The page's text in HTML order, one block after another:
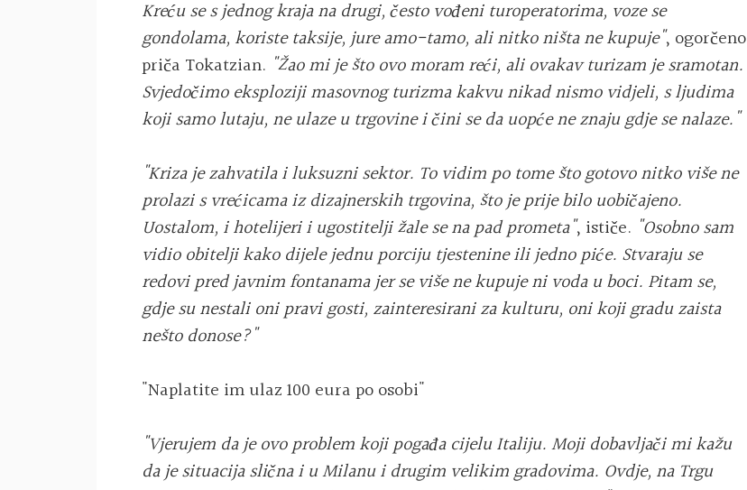
Kreću se s jednog kraja na drugi, često vođeni turoperatorima, voze se
gondolama, koriste taksije, jure amo-tamo, ali nitko ništa ne kupuje", ogorčeno
priča Tokatzian. "Žao mi je što ovo moram reći, ali ovakav turizam je sramotan.
Svjedočimo eksploziji masovnog turizma kakvu nikad nismo vidjeli, s ljudima
koji samo lutaju, ne ulaze u trgovine i čini se da uopće ne znaju gdje se nalaze."
"Kriza je zahvatila i luksuzni sektor. To vidim po tome što gotovo nitko više ne
prolazi s vrećicama iz dizajnerskih trgovina, što je prije bilo uobičajeno.
Uostalom, i hotelijeri i ugostitelji žale se na pad prometa", ističe. "Osobno sam
vidio obitelji kako dijele jednu porciju tjestenine ili jedno piće. Stvaraju se
redovi pred javnim fontanama jer se više ne kupuje ni voda u boci. Pitam se,
gdje su nestali oni pravi gosti, zainteresirani za kulturu, oni koji gradu zaista
nešto donose?"
"Naplatite im ulaz 100 eura po osobi"
"Vjerujem da je ovo problem koji pogađa cijelu Italiju. Moji dobavljači mi kažu
da je situacija slična i u Milanu i drugim velikim gradovima. Ovdje, na Trgu